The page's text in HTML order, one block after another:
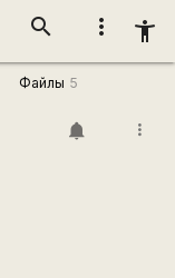
more_vert accessibility_new
search
Файлы 5
more_vert